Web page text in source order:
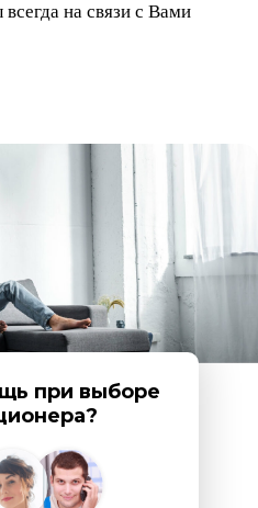
на связи с Вами
при выборе